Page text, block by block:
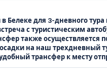
Белеке для 3-дневного
с туристическим
также осуществляется
на наш трехдневный
трансфер к месту